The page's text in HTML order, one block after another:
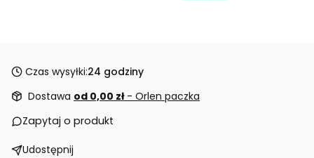
Czas wysyłki:24 godziny
Dostawa od 0,00 zł - Orlen paczka
Zapytaj o produkt
Udostępnij